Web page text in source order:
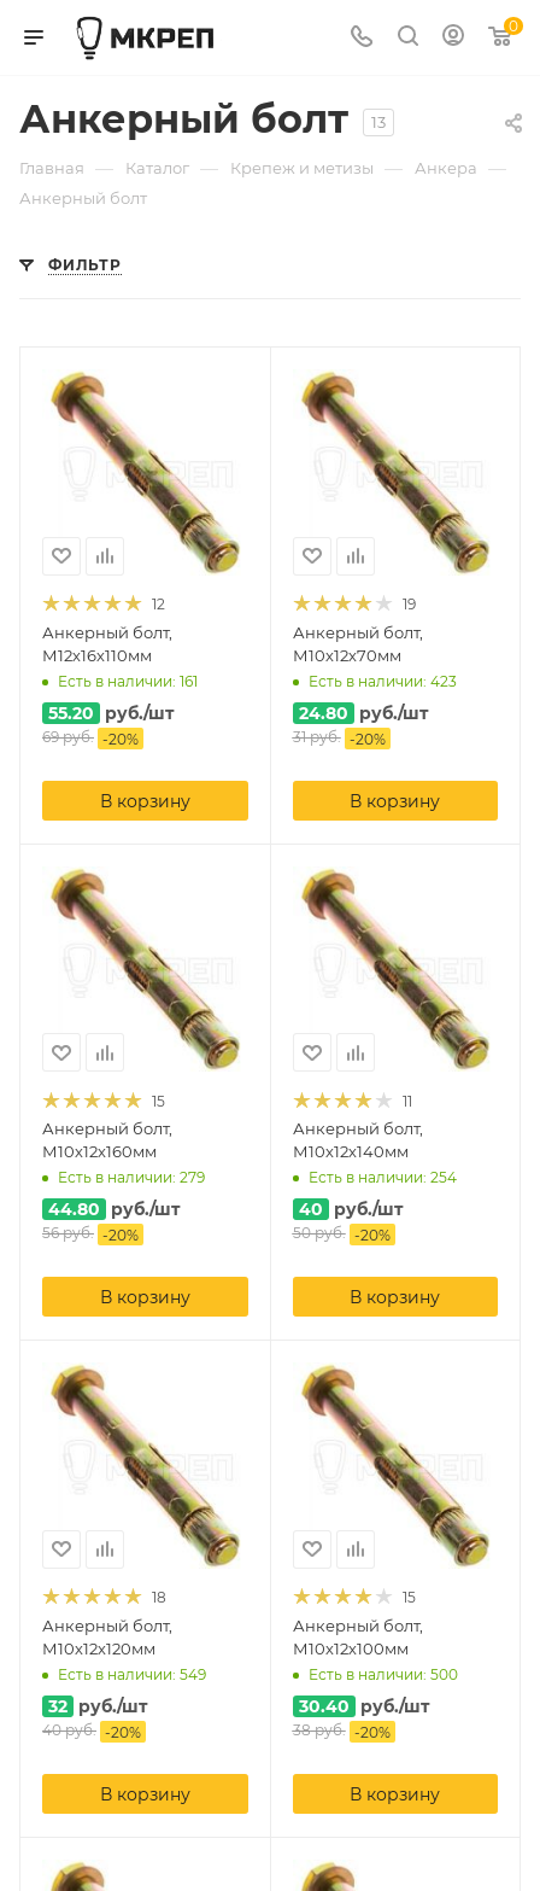
0
Анкерный болт 13
Главная — Каталог — Крепеж и метизы — Анкера —
Анкерный болт
ФИЛЬТР
12
Анкерный болт,
М12х16х110мм
Есть в наличии: 161
55.20 руб./шт
69руб. -20%
В корзину
19
Анкерный болт,
М10х12х70мм
Есть в наличии: 423
24.80 руб./шт
31руб. -20%
В корзину
15
Анкерный болт,
М10х12х160мм
Есть в наличии: 279
44.80 руб./шт
56руб. -20%
В корзину
11
Анкерный болт,
М10х12х140мм
Есть в наличии: 254
40 руб./шт
50руб. -20%
В корзину
18
Анкерный болт,
М10х12х120мм
Есть в наличии: 549
32 руб./шт
40руб. -20%
В корзину
15
Анкерный болт,
М10х12х100мм
Есть в наличии: 500
30.40 руб./шт
38руб. -20%
В корзину